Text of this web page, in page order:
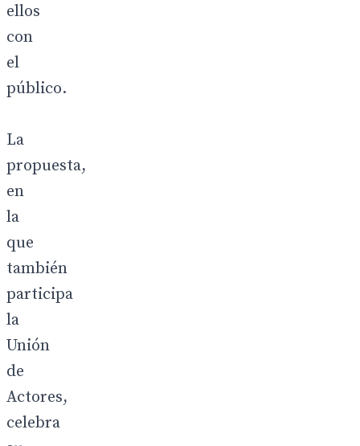
ellos
con
el
público.
La
propuesta,
en
la
que
también
participa
la
Unión
de
Actores,
celebra